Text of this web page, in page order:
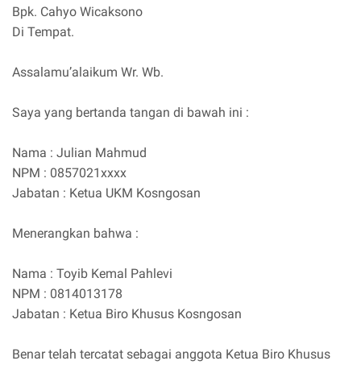
Bpk. Cahyo Wicaksono
Di Tempat.
Assalamu’alaikum Wr. Wb.
Saya yang bertanda tangan di bawah ini :
Nama : Julian Mahmud
NPM : 0857021xxxx
Jabatan : Ketua UKM Kosngosan
Menerangkan bahwa :
Nama : Toyib Kemal Pahlevi
NPM : 0814013178
Jabatan : Ketua Biro Khusus Kosngosan
Benar telah tercatat sebagai anggota Ketua Biro Khusus